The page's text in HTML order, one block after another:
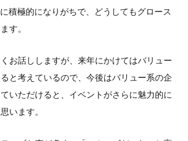
積極的になりがちで、どうしてもグロース
す。
お話ししますが、来年にかけてはバリュー
と考えているので、今後はバリュー系の企
いただけると、イベントがさらに魅力的に
います。